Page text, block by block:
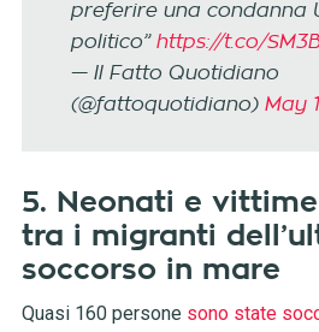
preferire una condanna
politico” https://t.co/
— Il Fatto Quotidiano
(@fattoquotidiano) May
5. Neonati e
tra i migranti
soccorso in mare
Quasi 160 persone sono state